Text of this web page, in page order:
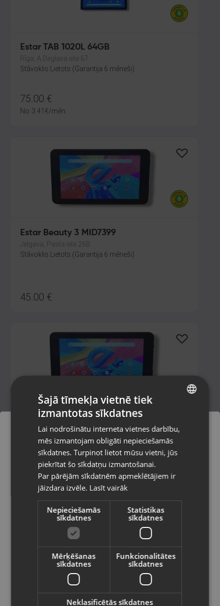
Estar TAB 1020L 64GB
Rīga, A.Deglava iela 67
Stāvoklis Lietots (Garantija 6 mēneši)
75.00 €
No 3.41 €/mēn.
Estar Beauty 3 MID7399
Jelgava, Pasta iela 26B
Stāvoklis Lietots (Garantija 6 mēneši)
45.00 €
Estar Beauty 3 MID7399
Jelgava, Pasta iela 26B
Stāvoklis Ilgstoši lietots (Garantija 14 dienas)
30.00€
Estar Urban 1020L
Pasūtījumi tiks piegādāti uz
izvēlēto valsti
Vietnes saturs būs attēlots izvēlētajā
valodā
Valsts
Latviešu / Latvian
RUSSIAN
Šajā tīmekļa vietnē tiek
izmantotas sīkdatnes
Lai nodrošinātu interneta vietnes darbību,
mēs izmantojam obligāti nepieciešamās
sīkdatnes. Turpinot lietot mūsu vietni, jūs
piekrītat šo sīkdatņu izmantošanai.
Par pārējām sīkdatnēm apmeklētājiem ir
jāizdara izvēle. Lasīt vairāk
Nepieciešamās
sīkdatnes
Statistikas
sīkdatnes
Mērķēšanas
sīkdatnes
Funkcionalitātes
sīkdatnes
Neklasificētās sīkdatnes